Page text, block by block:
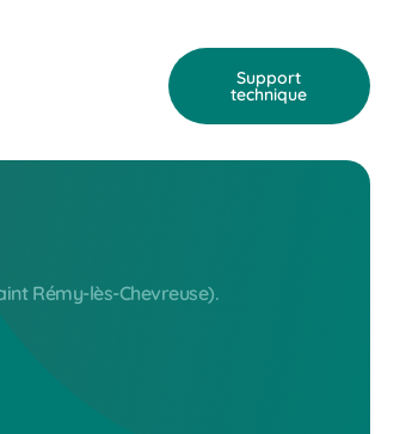
Support
technique
Rémy-lès-Chevreuse).